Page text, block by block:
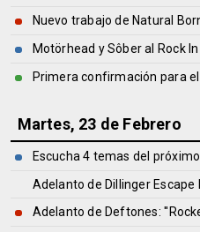
Nuevo trabajo de Natural
Motörhead y Sôber al Rock In
Primera confirmación para
Martes, 23 de Febrero
Escucha 4 temas del
Adelanto de Dillinger Escape
Adelanto de Deftones: